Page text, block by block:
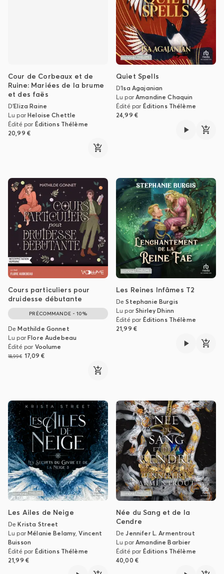
Cour de Corbeaux et de
Ruine: Mariées de la brume
et des faës
D'Eliza Raine
Lu parHeloise Chettle
Édité par Éditions Thélème
20,99 €
Quiet Spells
D'Isa Agajanian
Lu parAmandine Chaquin
Édité par Éditions Thélème
24,99 €
Cours particuliers pour
druidesse débutante
PRÉCOMMANDE - 10%
DeMathilde Gonnet
Lu parFlore Audebeau
Édité par Voolume
18,99 € 17,09 €
Les Reines Infâmes T2
DeStephanie Burgis
Lu parShirley Dhinn
Édité par Éditions Thélème
21,99 €
Les Ailes de Neige
DeKrista Street
Lu parMélanie Belamy ,Vincent
Buisson
Édité par Éditions Thélème
21,99 €
Née du Sang et de la
Cendre
DeJennifer L. Armentrout
Lu parAmandine Barbier
Édité par Éditions Thélème
40,00 €